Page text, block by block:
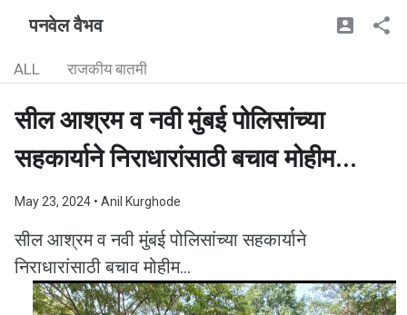
पनवेल वैभव
ALL राजकीय बातमी
सील आश्रम व नवी मुंबई पोलिसांच्या
सहकार्याने निराधारांसाठी बचाव मोहीम...
May 23, 2024 • Anil Kurghode
सील आश्रम व नवी मुंबई पोलिसांच्या सहकार्याने
निराधारांसाठी बचाव मोहीम...